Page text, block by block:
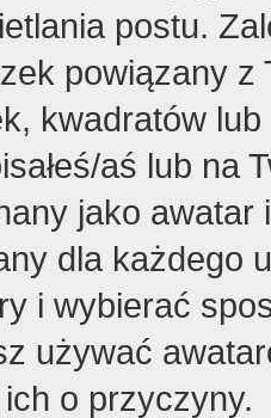
postu.
powiązany z
kwadratów
aś lub na
jako
dla każdego
i wybierać
używać
o przyczyny.